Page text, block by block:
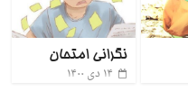
نگرانی امتحان
۱۴ دی ۱۴۰۰